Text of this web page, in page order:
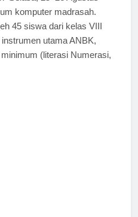
komputer madrasah.
45 siswa dari kelas VIII
utama ANBK,
(literasi Numerasi,